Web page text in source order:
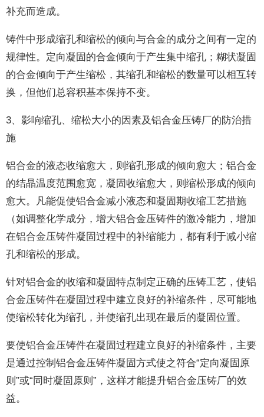
补充而造成。
铸件中形成缩孔和缩松的倾向与合金的成分之间有一定的
规律性。定向凝固的合金倾向于产生集中缩孔；糊状凝固
的合金倾向于产生缩松，其缩孔和缩松的数量可以相互转
换，但他们总容积基本保持不变。
3、影响缩孔、缩松大小的因素及铝合金压铸厂的防治措
施
铝合金的液态收缩愈大，则缩孔形成的倾向愈大；铝合金
的结晶温度范围愈宽，凝固收缩愈大，则缩松形成的倾向
愈大。凡能促使铝合金减小液态和凝固期收缩工艺措施
（如调整化学成分，增大铝合金压铸件的激冷能力，增加
在铝合金压铸件凝固过程中的补缩能力，都有利于减小缩
孔和缩松的形成。
针对铝合金的收缩和凝固特点制定正确的压铸工艺，使铝
合金压铸件在凝固过程中建立良好的补缩条件，尽可能地
使缩松转化为缩孔，并使缩孔出现在最后的凝固位置。
要使铝合金压铸件在凝固过程建立良好的补缩条件，主要
是通过控制铝合金压铸件凝固方式使之符合“定向凝固原
则”或“同时凝固原则”，这样才能提升铝合金压铸厂的效
益。